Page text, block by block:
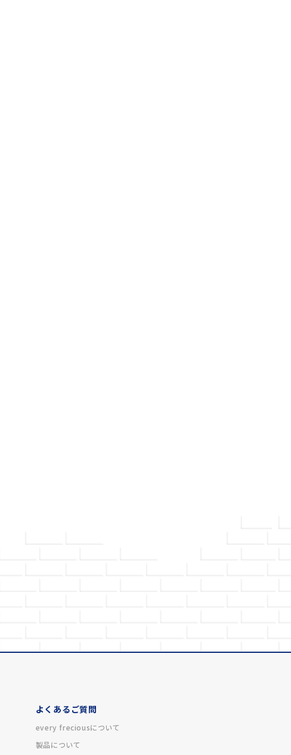
よくあるご質問
every freciousについて
製品について